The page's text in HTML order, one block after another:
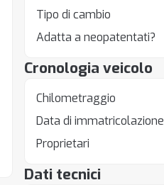
Tipo di cambio
Adatta a neopatentati?
Cronologia veicolo
Chilometraggio
Data di immatricolazione
Proprietari
Dati tecnici